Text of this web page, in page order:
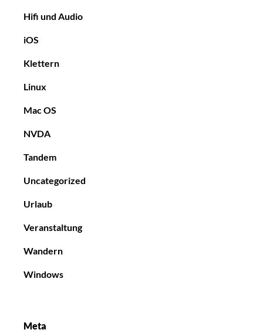
Hifi und Audio
iOS
Klettern
Linux
Mac OS
NVDA
Tandem
Uncategorized
Urlaub
Veranstaltung
Wandern
Windows
Meta